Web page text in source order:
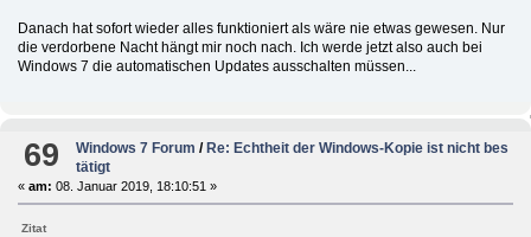
Danach hat sofort wieder alles funktioniert als wäre nie etwas gewesen. Nur
die verdorbene Nacht hängt mir noch nach. Ich werde jetzt also auch bei
Windows 7 die automatischen Updates ausschalten müssen...
69 Windows 7 Forum / Re: Echtheit der Windows-Kopie ist nicht bes
tätigt
« am: 08. Januar 2019, 18:10:51 »
Zitat